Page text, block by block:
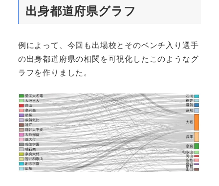
出身都道府県グラフ
例によって、今回も出場校とそのベンチ入り選手
の出身都道府県の相関を可視化したこのようなグ
ラフを作りました。